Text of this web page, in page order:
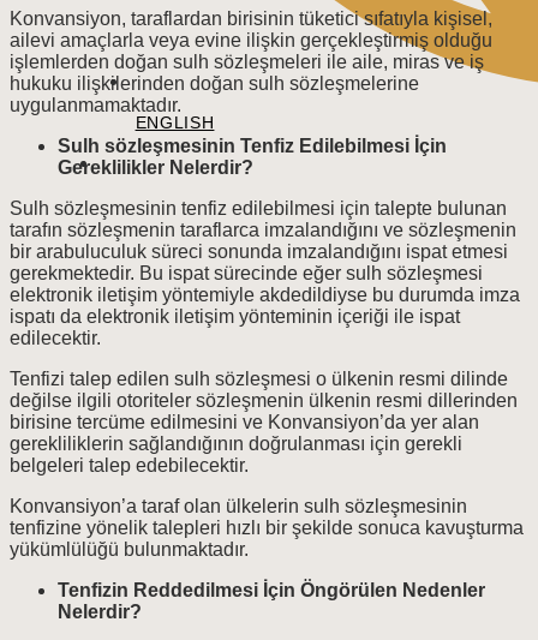
ENGLISH
Konvansiyon, taraflardan birisinin tüketici sıfatıyla kişisel,
ailevi amaçlarla veya evine ilişkin gerçekleştirmiş olduğu
işlemlerden doğan sulh sözleşmeleri ile aile, miras ve iş
hukuku ilişkilerinden doğan sulh sözleşmelerine
uygulanmamaktadır.
Sulh sözleşmesinin Tenfiz Edilebilmesi İçin
Gereklilikler Nelerdir?
Sulh sözleşmesinin tenfiz edilebilmesi için talepte bulunan
tarafın sözleşmenin taraflarca imzalandığını ve sözleşmenin
bir arabuluculuk süreci sonunda imzalandığını ispat etmesi
gerekmektedir. Bu ispat sürecinde eğer sulh sözleşmesi
elektronik iletişim yöntemiyle akdedildiyse bu durumda imza
ispatı da elektronik iletişim yönteminin içeriği ile ispat
edilecektir.
Tenfizi talep edilen sulh sözleşmesi o ülkenin resmi dilinde
değilse ilgili otoriteler sözleşmenin ülkenin resmi dillerinden
birisine tercüme edilmesini ve Konvansiyon’da yer alan
gerekliliklerin sağlandığının doğrulanması için gerekli
belgeleri talep edebilecektir.
Konvansiyon’a taraf olan ülkelerin sulh sözleşmesinin
tenfizine yönelik talepleri hızlı bir şekilde sonuca kavuşturma
yükümlülüğü bulunmaktadır.
Tenfizin Reddedilmesi İçin Öngörülen Nedenler
Nelerdir?